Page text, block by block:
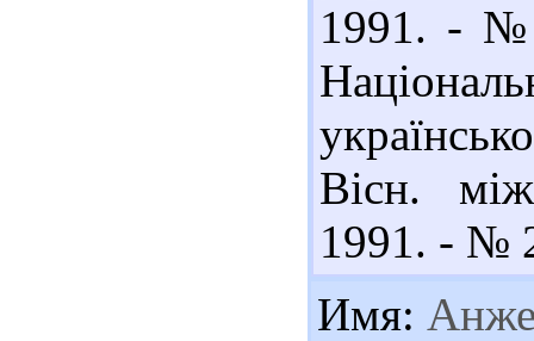
1991. -
Вісн.
1991. - №
Имя: